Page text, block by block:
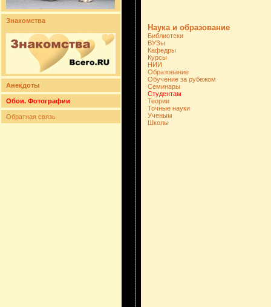
Знакомства
Анекдоты
Обои. Фотографии
Обратная связь
Наука и образование
Библиотеки
ВУЗы
Кафедры
Курсы
НИИ
Образование
Обучение за рубежом
Семинары
Студентам
Теории
Точные науки
Ученым
Школы